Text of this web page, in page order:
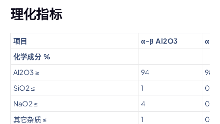
理化指标
项目 α-β Al2O3
α
化学成分 %
Al2O3 ≥
94
98,5
SiO2 ≤
1
0,4
NaO2 ≤
4
0,9
其它杂质 ≤
1
0,2